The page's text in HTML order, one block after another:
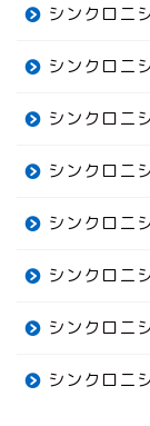
シンクロニ
シンクロニ
シンクロニ
シンクロニ
シンクロニ
シンクロニ
シンクロニ
シンクロニ